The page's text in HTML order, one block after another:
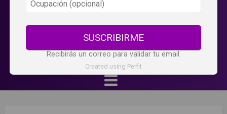
SUSCRIBIRME
Recibirás un correo para validar tu email.
Created using Perfit